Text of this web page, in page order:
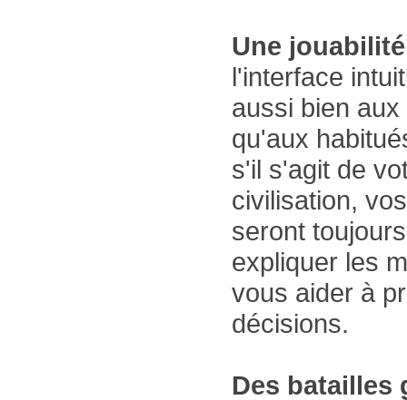
Une
l'interface
aussi bien
qu'aux
s'il s'agit de
civilisation,
seront
expliquer les
vous aider à
décisions.
Des batailles